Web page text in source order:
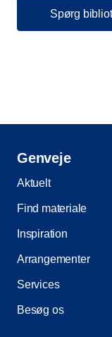
Spørg
Genveje
Aktuelt
Find materiale
Inspiration
Arrangementer
Services
Besøg os